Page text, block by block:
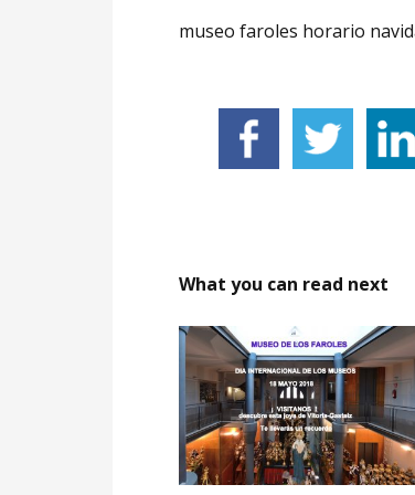
museo faroles horario
What you can read next